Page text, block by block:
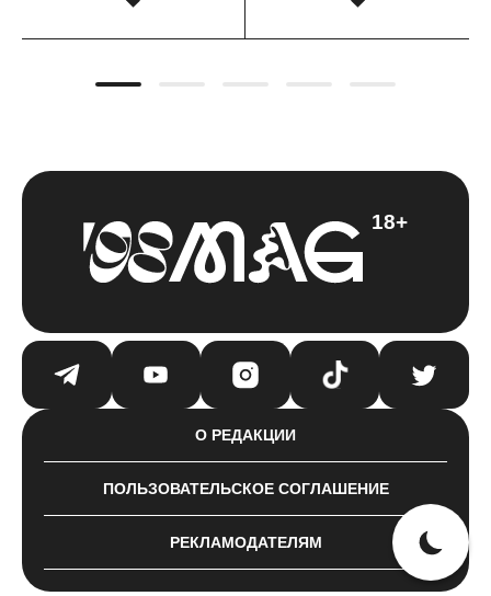
18+
О РЕДАКЦИИ
ПОЛЬЗОВАТЕЛЬСКОЕ СОГЛАШЕНИЕ
РЕКЛАМОДАТЕЛЯМ